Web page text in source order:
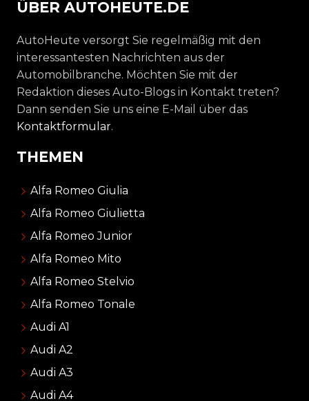
ÜBER AUTOHEUTE.DE
AutoHeute versorgt Sie regelmäßig mit den
interessantesten Nachrichten aus der
Automobilbranche. Möchten Sie mit der
Redaktion dieses Auto-Blogs in Kontakt treten?
Dann senden Sie uns eine E-Mail über das
Kontaktformular.
THEMEN
Alfa Romeo Giulia
Alfa Romeo Giulietta
Alfa Romeo Junior
Alfa Romeo Mito
Alfa Romeo Stelvio
Alfa Romeo Tonale
Audi A1
Audi A2
Audi A3
Audi A4